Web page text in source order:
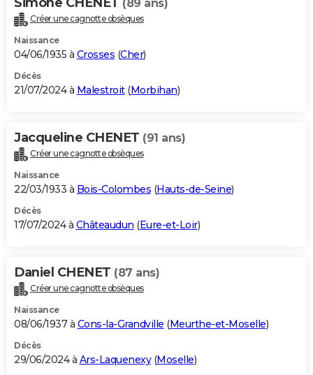
(89 ans)
Créer une cagnotte obsèques
Naissance
04/06/1935 à Crosses (Cher)
Décès
21/07/2024 à Malestroit(Morbihan)
Jacqueline CHENET (91 ans)
Créer une cagnotte obsèques
Naissance
22/03/1933 à Bois-Colombes (Hauts-de-Seine)
Décès
17/07/2024 à Châteaudun (Eure-et-Loir)
Daniel CHENET (87 ans)
Créer une cagnotte obsèques
Naissance
08/06/1937 à Cons-la-Grandville (Meurthe-et-Moselle)
Décès
29/06/2024 à Ars-Laquenexy(Moselle)